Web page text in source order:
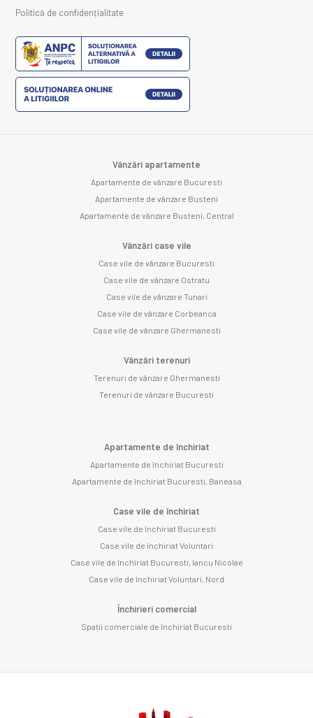
Politică de confidențialitate
Vânzări apartamente
Apartamente de vânzare Bucuresti
Apartamente de vânzare Busteni
Apartamente de vânzare Busteni, Central
Vânzări case vile
Case vile de vânzare Bucuresti
Case vile de vânzare Ostratu
Case vile de vânzare Tunari
Case vile de vânzare Corbeanca
Case vile de vânzare Ghermanesti
Vânzări terenuri
Terenuri de vânzare Ghermanesti
Terenuri de vânzare Bucuresti
Apartamente de închiriat
Apartamente de închiriat Bucuresti
Apartamente de închiriat Bucuresti, Baneasa
Case vile de închiriat
Case vile de închiriat Bucuresti
Case vile de închiriat Voluntari
Case vile de închiriat Bucuresti, Iancu Nicolae
Case vile de închiriat Voluntari, Nord
Închirieri comercial
Spații comerciale de închiriat Bucuresti